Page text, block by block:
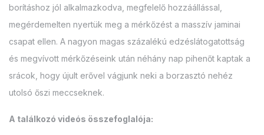
borításhoz jól alkalmazkodva, megfelelő hozzáállással,
megérdemelten nyertük meg a mérkőzést a masszív jaminai
csapat ellen. A nagyon magas százalékú edzéslátogatottság
és megvívott mérkőzéseink után néhány nap pihenőt kaptak a
srácok, hogy újult erővel vágjunk neki a borzasztó nehéz
utolsó őszi meccseknek.
A találkozó videós összefoglalója: